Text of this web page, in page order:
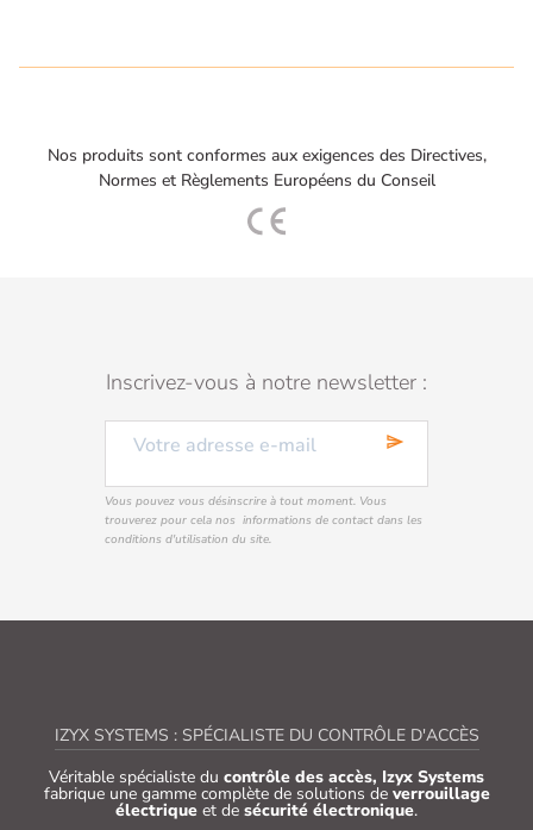
Nos produits sont conformes aux exigences des Directives,
Normes et Règlements Européens du Conseil
Inscrivez-vous à notre newsletter :
send
Vous pouvez vous désinscrire à tout moment. Vous
trouverez pour cela nos informations de contact dans les
conditions d'utilisation du site.
IZYX SYSTEMS : SPÉCIALISTE DU CONTRÔLE D'ACCÈS
Véritable spécialiste du contrôle des accès, Izyx Systems
fabrique une gamme complète de solutions de verrouillage
électrique et de sécurité électronique.